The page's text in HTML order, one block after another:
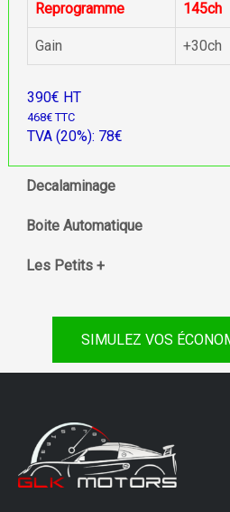
Reprogramme 145ch
Gain +30ch
390€ HT
468€ TTC
TVA (20%): 78€
Decalaminage
Boite Automatique
Les Petits +
SIMULEZ VOS